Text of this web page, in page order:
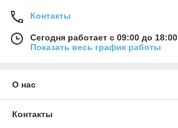
Контакты
Сегодня работает с 09:00 до 18:00
Показать весь график работы
О нас
Контакты